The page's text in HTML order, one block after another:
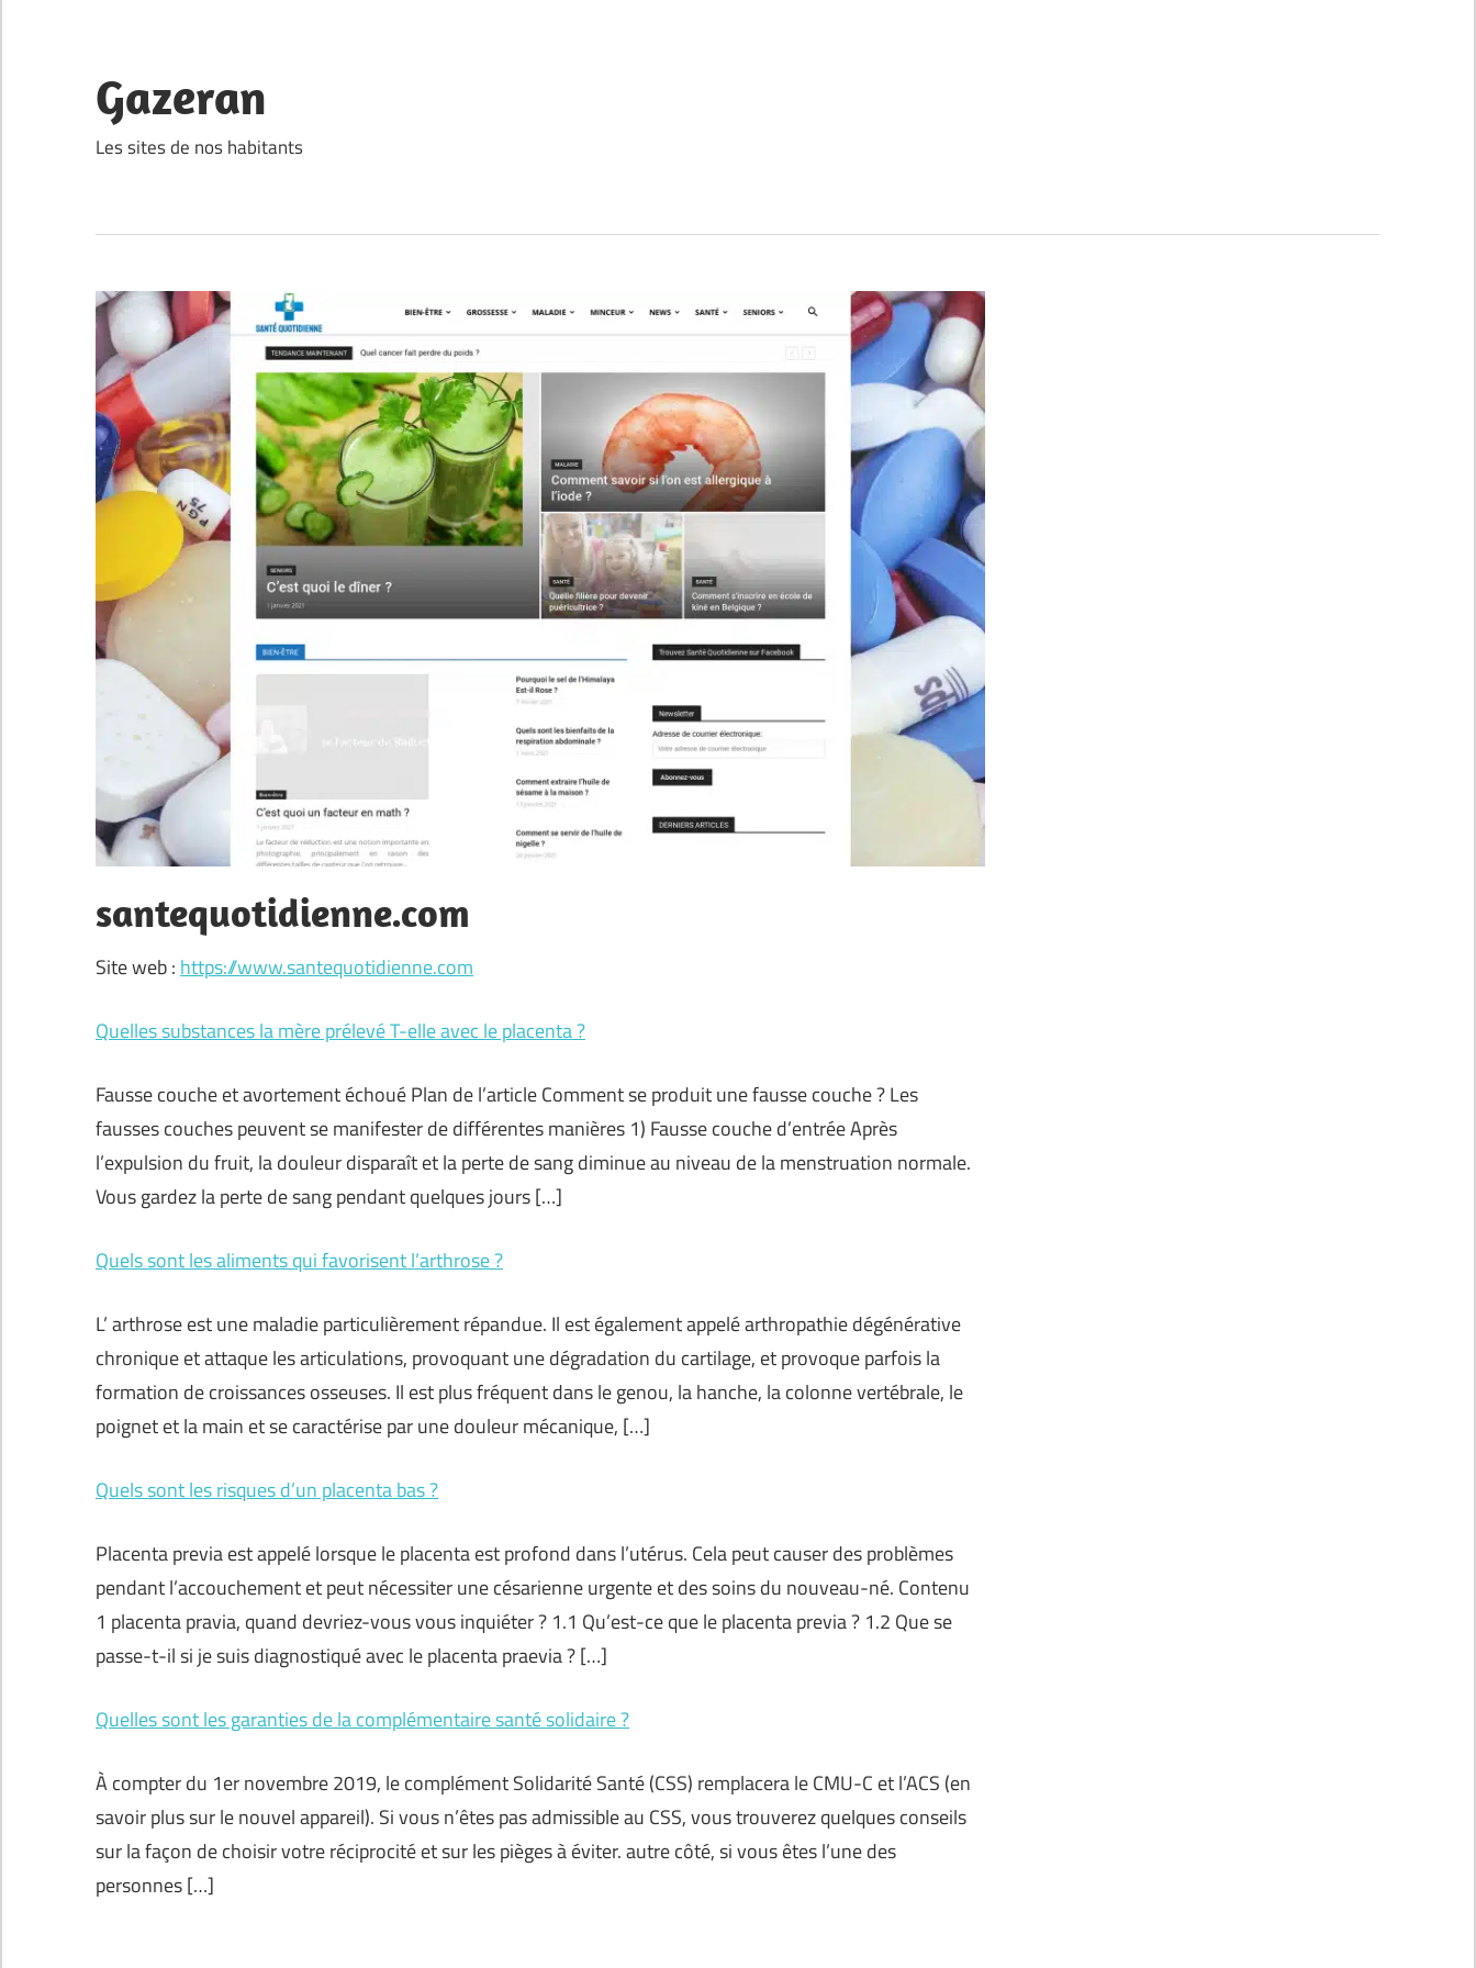
content
Gazeran
Les sites de nos habitants
santequotidienne.com
Site web : https://www.santequotidienne.com
Quelles substances la mère prélevé T-elle avec le placenta ?
Fausse couche et avortement échoué Plan de l’article Comment se produit une fausse couche ? Les
fausses couches peuvent se manifester de différentes manières 1) Fausse couche d’entrée Après
l’expulsion du fruit, la douleur disparaît et la perte de sang diminue au niveau de la menstruation normale.
Vous gardez la perte de sang pendant quelques jours […]
Quels sont les aliments qui favorisent l’arthrose ?
L’ arthrose est une maladie particulièrement répandue. Il est également appelé arthropathie dégénérative
chronique et attaque les articulations, provoquant une dégradation du cartilage, et provoque parfois la
formation de croissances osseuses. Il est plus fréquent dans le genou, la hanche, la colonne vertébrale, le
poignet et la main et se caractérise par une douleur mécanique, […]
Quels sont les risques d’un placenta bas ?
Placenta previa est appelé lorsque le placenta est profond dans l’utérus. Cela peut causer des problèmes
pendant l’accouchement et peut nécessiter une césarienne urgente et des soins du nouveau-né. Contenu
1 placenta pravia, quand devriez-vous vous inquiéter ? 1.1 Qu’est-ce que le placenta previa ? 1.2 Que se
passe-t-il si je suis diagnostiqué avec le placenta praevia ? […]
Quelles sont les garanties de la complémentaire santé solidaire ?
À compter du 1er novembre 2019, le complément Solidarité Santé (CSS) remplacera le CMU-C et l’ACS (en
savoir plus sur le nouvel appareil). Si vous n’êtes pas admissible au CSS, vous trouverez quelques conseils
sur la façon de choisir votre réciprocité et sur les pièges à éviter. autre côté, si vous êtes l’une des
personnes […]